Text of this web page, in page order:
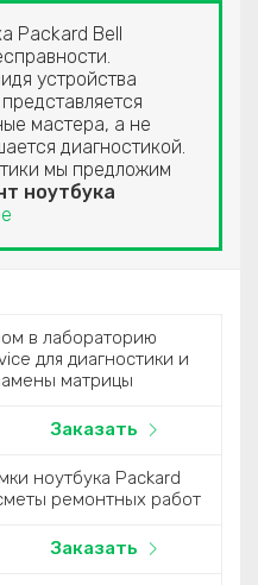
Packard Bell
устройства
мастера, а не
диагностикой.
мы предложим
ноутбука
в лабораторию
для диагностики и
матрицы
Заказать
ноутбука Packard
ремонтных работ
Заказать